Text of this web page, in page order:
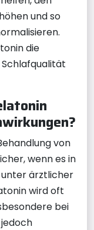
und so
die
von
wenn es in
unter ärztlicher
wird oft
bei